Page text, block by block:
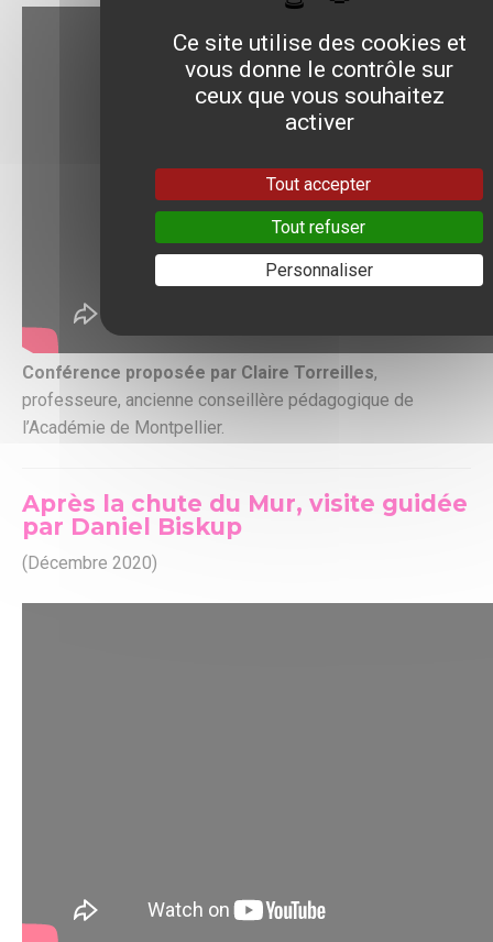
Conférence proposée par Claire Torreilles,
professeure, ancienne conseillère pédagogique de
l’Académie de Montpellier.
Après la chute du Mur, visite guidée
par Daniel Biskup
(Décembre 2020)
Ce site utilise des cookies et
vous donne le contrôle sur
ceux que vous souhaitez
activer
Tout accepter
Tout refuser
Personnaliser